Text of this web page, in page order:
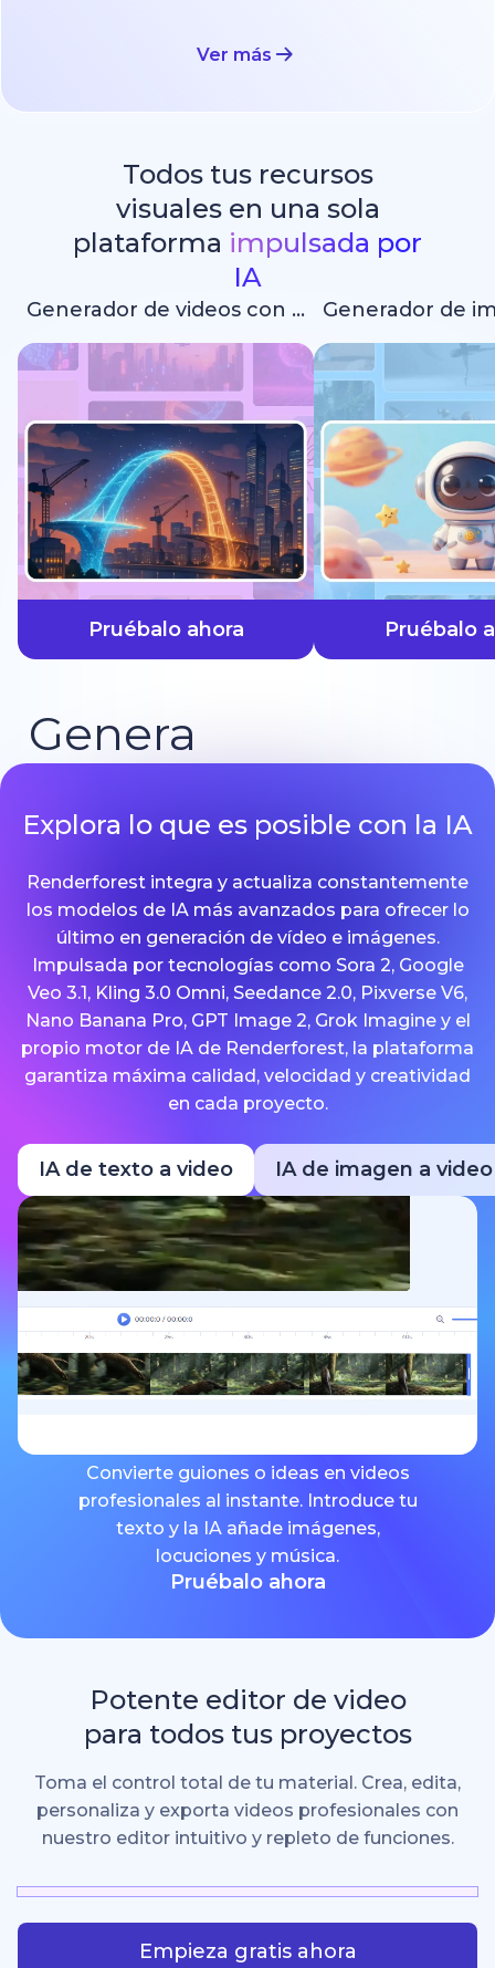
Ver más
Todos tus recursos
visuales en una sola
plataforma impulsada por
IA
Generador de videos con IA
Pruébalo ahora Pruébalo
Genera
más rápido
Explora lo que es posible con la IA
Renderforest integra y actualiza constantemente
los modelos de IA más avanzados para ofrecer lo
último en generación de vídeo e imágenes.
Impulsada por tecnologías como Sora 2, Google
Veo 3.1, Kling 3.0 Omni, Seedance 2.0, Pixverse V6,
Nano Banana Pro, GPT Image 2, Grok Imagine y el
propio motor de IA de Renderforest, la plataforma
garantiza máxima calidad, velocidad y creatividad
en cada proyecto.
IA de texto a video IA de imagen a video
Convierte guiones o ideas en videos
profesionales al instante. Introduce tu
texto y la IA añade imágenes,
locuciones y música.
Pruébalo ahora
Potente editor de video
para todos tus proyectos
Toma el control total de tu material. Crea, edita,
personaliza y exporta videos profesionales con
nuestro editor intuitivo y repleto de funciones.
Empieza gratis ahora